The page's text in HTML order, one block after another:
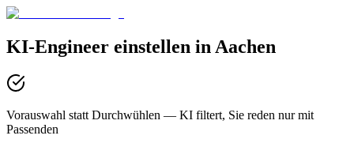
KI-Engineer einstellen in Aachen
Vorauswahl statt Durchwühlen — KI filtert, Sie reden nur mit
Passenden